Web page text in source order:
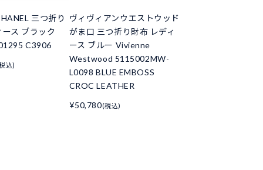
三つ折り
ス ブラック
C3906
込)
ヴィヴィアンウエストウッド
がま口 三つ折り財布 レディ
ース ブルー Vivienne
Westwood 5115002MW-
L0098 BLUE EMBOSS
CROC LEATHER
¥50,780(税込)